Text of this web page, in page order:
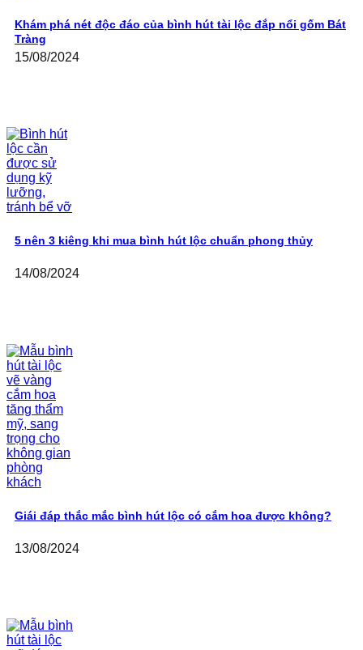
Khám phá nét độc đáo của bình hút tài lộc đắp nổi gốm Bát
Tràng
15/08/2024
5 nên 3 kiêng khi mua bình hút lộc chuẩn phong thủy
14/08/2024
Giái đáp thắc mắc bình hút lộc có cắm hoa được không?
13/08/2024